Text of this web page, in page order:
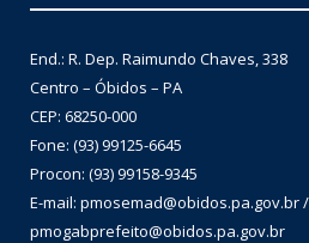
End.: R. Dep. Raimundo Chaves, 338
Centro – Óbidos – PA
CEP: 68250-000
Fone: (93) 99125-6645
Procon: (93) 99158-9345
E-mail: pmosemad@obidos.pa.gov.br /
pmogabprefeito@obidos.pa.gov.br